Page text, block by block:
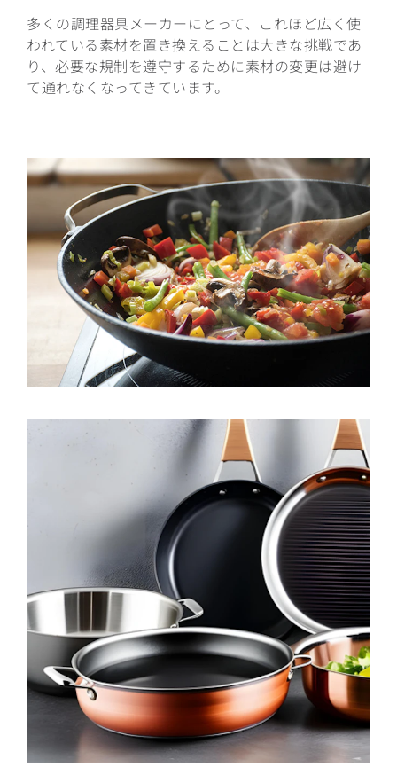
多くの調理器具メーカーにとって、これほど広く使
われている素材を置き換えることは大きな挑戦であ
り、必要な規制を遵守するために素材の変更は避け
て通れなくなってきています。